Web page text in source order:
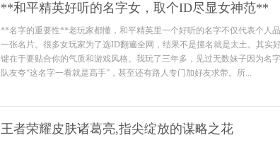
**和平精英好听的名字女，取个ID尽显女神范**
**名字的重要性**老玩家都懂，和平精英里一个好听的名字不仅代表个人
一张名片。很多女玩家为了选ID翻遍全网，结果不是撞名就是太土。其实
键在于要贴合你的气质和游戏风格。我玩了三年多，见过无数妹子因为名
队友夸“这名字一看就是高手”，甚至还有路人专门加好友求带。所...
王者荣耀皮肤诸葛亮,指尖绽放的谋略之花